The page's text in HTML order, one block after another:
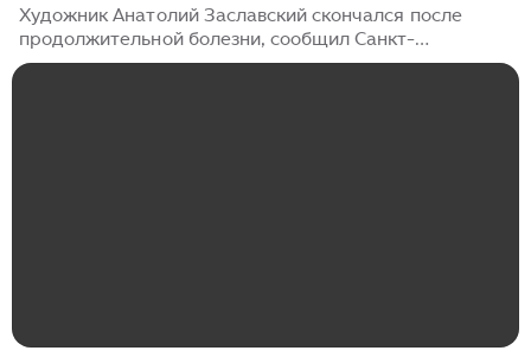
Художник Анатолий Заславский скончался после
продолжительной болезни, сообщил Санкт-
Петербургский союз художников. "15 июля 2026 года